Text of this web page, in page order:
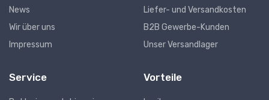
News
Wir über uns
Impressum
Liefer- und Versandkosten
B2B Gewerbe-Kunden
Unser Versandlager
Service Vorteile